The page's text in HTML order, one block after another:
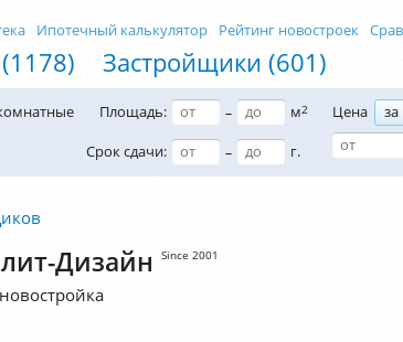
Застройщики (601)
Ипотечный калькулятор Рейтинг новостроек
Площадь: – м2
Срок сдачи: – г.
Цена
за
Дизайн Since 2001
новостройка